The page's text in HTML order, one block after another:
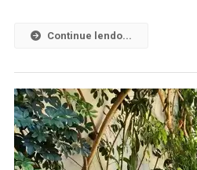
Continue lendo...